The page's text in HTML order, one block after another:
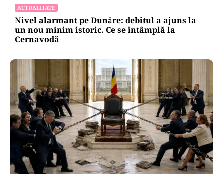
ACTUALITATE
Nivel alarmant pe Dunăre: debitul a ajuns la
un nou minim istoric. Ce se întâmplă la
Cernavodă